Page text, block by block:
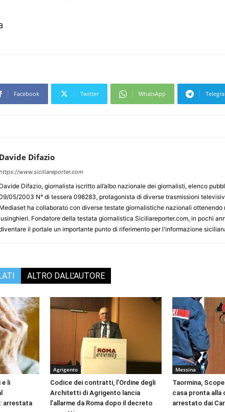
Facebook Twitter WhatsApp
Davide Difazio
www.siciliareporter.com
Davide Difazio, giornalista iscritto all’albo nazionale dei giornalisti, elenco
05/2003 N° di tessera 098283, protagonista di diverse trasmissioni
Mediaset ha collaborato con diverse testate giornalistiche nazionali ottenendo
lusinghieri. Fondatore della testata giornalistica Siciliareporter.com, in pochi
il portale un importante punto di riferimento per l'informazione
ALTRO DALL'AUTORE
e li
arrestata
Agrigento
Codice dei contratti, l’Ordine degli
Architetti di Agrigento lancia
l’allarme da Roma dopo il decreto
Messina
Taormina,
casa pronta alla
arrestato dai